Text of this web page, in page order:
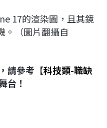
17的渲染圖，且其鏡
。（圖片翻攝自
請參考【科技類-職缺
台！